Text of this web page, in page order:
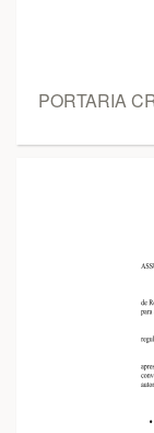
PORTARIA